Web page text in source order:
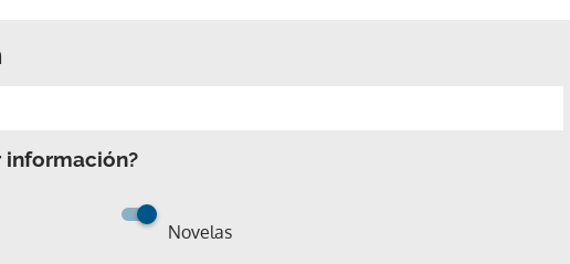
información?
Novelas